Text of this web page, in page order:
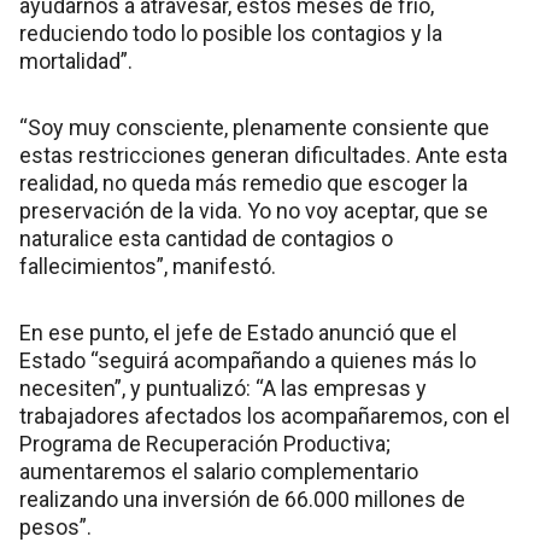
ayudarnos a atravesar, estos meses de frío,
reduciendo todo lo posible los contagios y la
mortalidad”.
“Soy muy consciente, plenamente consiente que
estas restricciones generan dificultades. Ante esta
realidad, no queda más remedio que escoger la
preservación de la vida. Yo no voy aceptar, que se
naturalice esta cantidad de contagios o
fallecimientos”, manifestó.
En ese punto, el jefe de Estado anunció que el
Estado “seguirá acompañando a quienes más lo
necesiten”, y puntualizó: “A las empresas y
trabajadores afectados los acompañaremos, con el
Programa de Recuperación Productiva;
aumentaremos el salario complementario
realizando una inversión de 66.000 millones de
pesos”.